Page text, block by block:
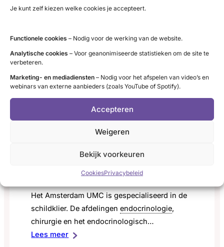
Je kunt zelf kiezen welke cookies je accepteert.
Functionele cookies – Nodig voor de werking van de website.
Analytische cookies – Voor geanonimiseerde statistieken om de site te
verbeteren.
Marketing- en mediadiensten – Nodig voor het afspelen van video’s en
webinars van externe aanbieders (zoals YouTube of Spotify).
Accepteren
Weigeren
Bekijk voorkeuren
CookiesPrivacybeleid
onderzoek
Onderzoeksgroepen,
ziekenhuizen en instituten
Een overzicht van de groepen, instituten en
ziekenhuizen die onderzoek uitvoeren.
Lees meer:
Onderzoeksgroepen,
instituten
Amsterdam UMC
Het Amsterdam UMC is gespecialiseerd in de
schildklier. De afdelingenendocrinologie,
chirurgie en het endocrinologisch
laboratorium werken nauw samen.
Lees meer: